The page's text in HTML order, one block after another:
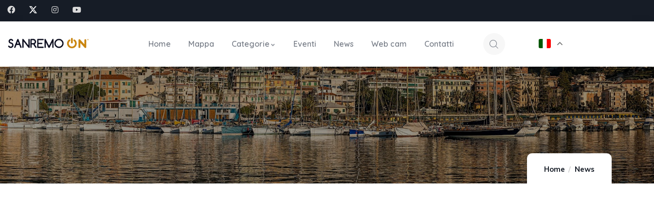
Home Mappa Categorie Eventi News Web cam Contatti
Home News